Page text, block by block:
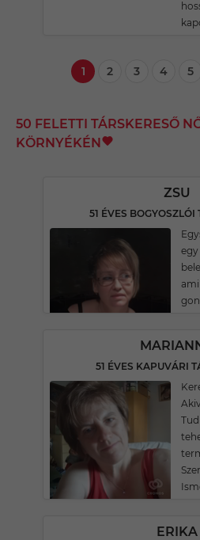
1 2 3 4 5
50 FELETTI TÁRSKERESŐ
KÖRNYÉKÉN
ZSU
51 ÉVES BOGYOSZLÓI
egy
ami
51 ÉVES KAPUVÁRI
ERIKA